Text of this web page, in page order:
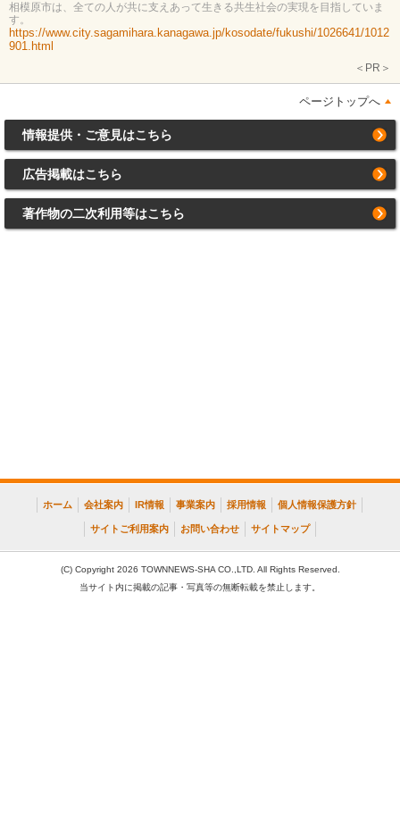
相模原市は、全ての人が共に支えあって生きる共生社会の実現を目指していま
す。
https://www.city.sagamihara.kanagawa.jp/kosodate/fukushi/1026641/1012
901.html
＜PR＞
ページトップへ
情報提供・ご意見はこちら
広告掲載はこちら
著作物の二次利用等はこちら
ホーム 会社案内 IR情報 事業案内 採用情報 個人情報保護方針
サイトご利用案内 お問い合わせ サイトマップ
(C) Copyright 2026 TOWNNEWS-SHA CO.,LTD. All Rights Reserved.
当サイト内に掲載の記事・写真等の無断転載を禁止します。